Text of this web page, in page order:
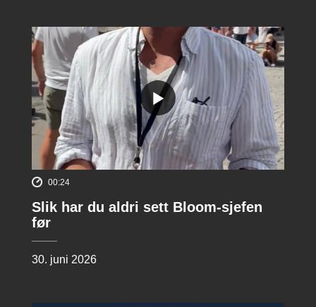
00:24
Slik har du aldri sett Bloom-sjefen
før
30. juni 2026